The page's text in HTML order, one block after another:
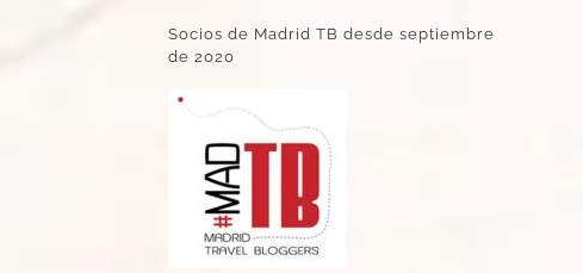
Socios de Madrid TB desde septiembre
de 2020